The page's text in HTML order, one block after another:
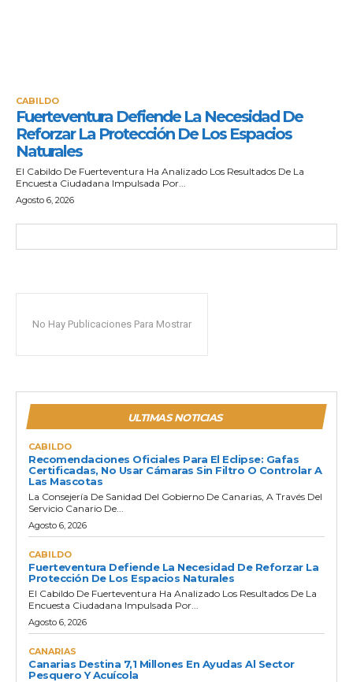
CABILDO
Fuerteventura Defiende La Necesidad De
Reforzar La Protección De Los Espacios
Naturales
El Cabildo De Fuerteventura Ha Analizado Los Resultados De La
Encuesta Ciudadana Impulsada Por...
Agosto 6, 2026
No Hay Publicaciones Para Mostrar
ULTIMAS NOTICIAS
CABILDO
Recomendaciones Oficiales Para El Eclipse: Gafas
Certificadas, No Usar Cámaras Sin Filtro O Controlar A
Las Mascotas
La Consejería De Sanidad Del Gobierno De Canarias, A Través Del
Servicio Canario De...
Agosto 6, 2026
CABILDO
Fuerteventura Defiende La Necesidad De Reforzar La
Protección De Los Espacios Naturales
El Cabildo De Fuerteventura Ha Analizado Los Resultados De La
Encuesta Ciudadana Impulsada Por...
Agosto 6, 2026
CANARIAS
Canarias Destina 7,1 Millones En Ayudas Al Sector
Pesquero Y Acuícola